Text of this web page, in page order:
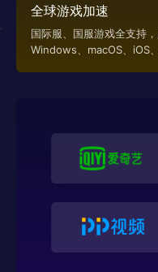
全球游戏加速
国际服、国服游戏全支持
Windows、macOS、iOS